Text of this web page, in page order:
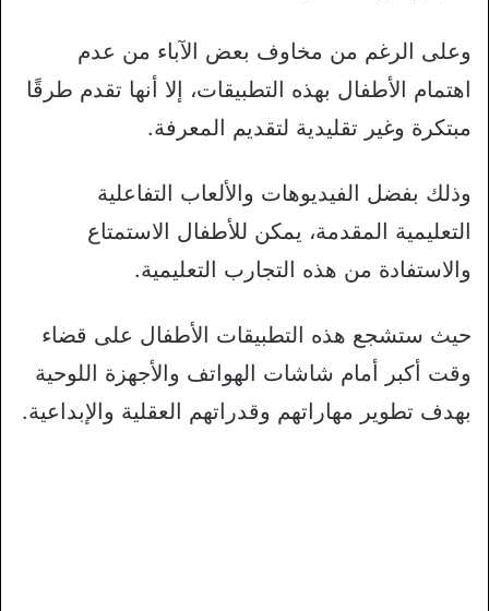
وعلى الرغم من مخاوف بعض الآباء من عدم
اهتمام الأطفال بهذه التطبيقات، إلا أنها تقدم طرقًا
مبتكرة وغير تقليدية لتقديم المعرفة.
وذلك بفضل الفيديوهات والألعاب التفاعلية
التعليمية المقدمة، يمكن للأطفال الاستمتاع
والاستفادة من هذه التجارب التعليمية.
حيث ستشجع هذه التطبيقات الأطفال على قضاء
وقت أكبر أمام شاشات الهواتف والأجهزة اللوحية
بهدف تطوير مهاراتهم وقدراتهم العقلية والإبداعية.